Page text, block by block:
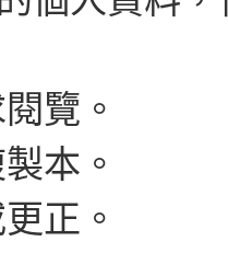
覽。
本。
正。